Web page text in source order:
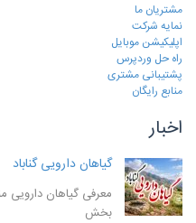
مشتریان ما
نمایه شرکت
اپلیکیشن موبایل
راه حل وردپرس
پشتیبانی مشتری
منابع رایگان
اخبار
گیاهان دارویی گناباد
معرفی گیاهان دارویی
بخش